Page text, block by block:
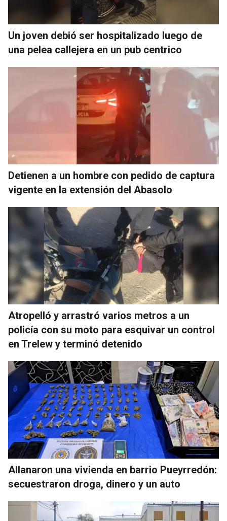
Un joven debió ser hospitalizado luego de
una pelea callejera en un pub centrico
Detienen a un hombre con pedido de captura
vigente en la extensión del Abasolo
Atropelló y arrastró varios metros a un
policía con su moto para esquivar un control
en Trelew y terminó detenido
Allanaron una vivienda en barrio Pueyrredón:
secuestraron droga, dinero y un auto